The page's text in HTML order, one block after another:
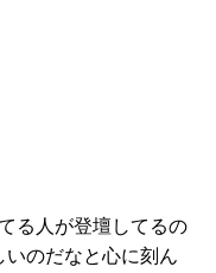
る人が登壇してるの
いのだなと心に刻ん